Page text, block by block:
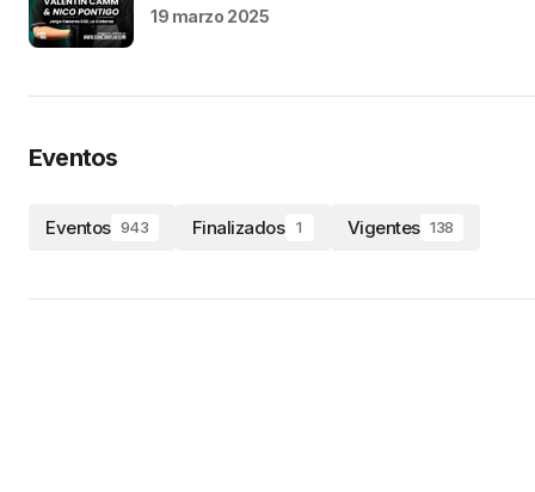
19 marzo 2025
Eventos
Eventos 943 Finalizados 1 Vigentes 138